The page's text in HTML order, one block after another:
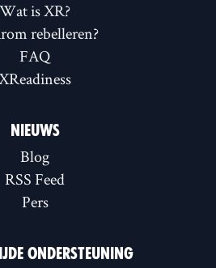
Wat is XR?
rebelleren?
FAQ
NIEUWS
Blog
RSS Feed
Pers
ONDERSTEUNING